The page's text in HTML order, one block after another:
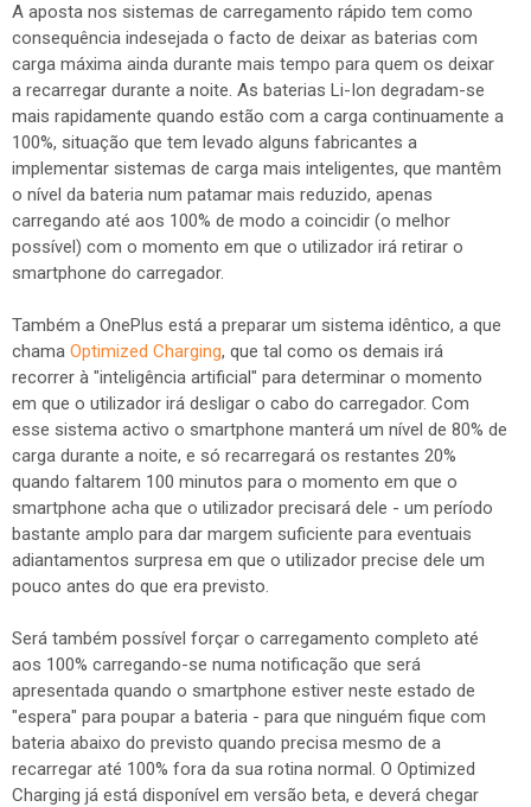
A aposta nos sistemas de carregamento rápido tem como
consequência indesejada o facto de deixar as baterias com
carga máxima ainda durante mais tempo para quem os deixar
a recarregar durante a noite. As baterias Li-Ion degradam-se
mais rapidamente quando estão com a carga continuamente a
100%, situação que tem levado alguns fabricantes a
implementar sistemas de carga mais inteligentes, que mantêm
o nível da bateria num patamar mais reduzido, apenas
carregando até aos 100% de modo a coincidir (o melhor
possível) com o momento em que o utilizador irá retirar o
smartphone do carregador.
Também a OnePlus está a preparar um sistema idêntico, a que
chama Optimized Charging, que tal como os demais irá
recorrer à "inteligência artificial" para determinar o momento
em que o utilizador irá desligar o cabo do carregador. Com
esse sistema activo o smartphone manterá um nível de 80% de
carga durante a noite, e só recarregará os restantes 20%
quando faltarem 100 minutos para o momento em que o
smartphone acha que o utilizador precisará dele - um período
bastante amplo para dar margem suficiente para eventuais
adiantamentos surpresa em que o utilizador precise dele um
pouco antes do que era previsto.
Será também possível forçar o carregamento completo até
aos 100% carregando-se numa notificação que será
apresentada quando o smartphone estiver neste estado de
"espera" para poupar a bateria - para que ninguém fique com
bateria abaixo do previsto quando precisa mesmo de a
recarregar até 100% fora da sua rotina normal. O Optimized
Charging já está disponível em versão beta, e deverá chegar